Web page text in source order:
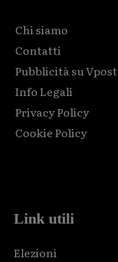
Chi siamo
Contatti
Pubblicità su Vpost
Info Legali
Privacy Policy
Cookie Policy
Link utili
Elezioni